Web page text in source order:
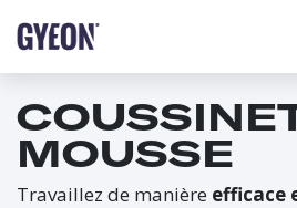
MOUSSE
Travaillez de manière efficace